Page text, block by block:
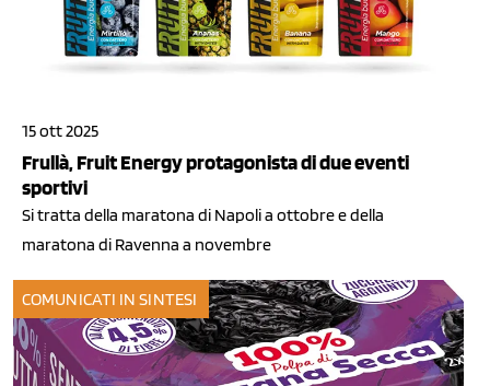
15 ott 2025
Frullà, Fruit Energy protagonista di due eventi
sportivi
Si tratta della maratona di Napoli a ottobre e della
maratona di Ravenna a novembre
COMUNICATI IN SINTESI